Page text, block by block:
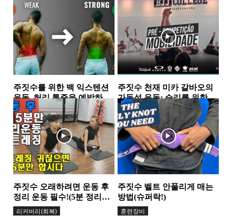
세탁법
훈련장비
어 보자
리커버리(회복)
주짓수를 위한 백 익스텐션
운동, 허리 통증을 예방하고
줄이는 비결
리커버리(회복)
주짓수 천재 미카 갈바오의
가동성 운동: 승리를 위한 필
수 요소
리커버리(회복)
주짓수 오래하려면 운동 후
정리 운동 필수!(5분 정리운
동)
리커버리(회복)
주짓수 벨트 안풀리게 매는
방법(슈퍼락!)
훈련장비